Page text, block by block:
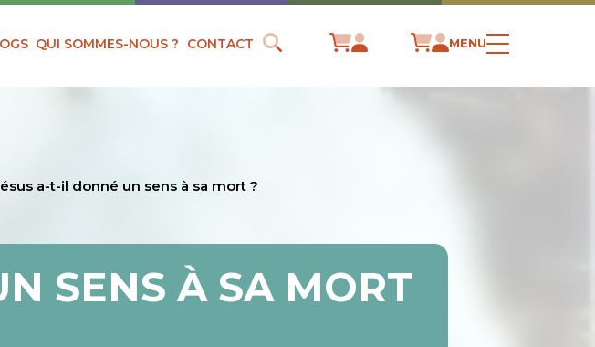
QUI SOMMES-NOUS ? CONTACT MENU
a-t-il donné un sens à sa mort ?
SENS À SA MORT